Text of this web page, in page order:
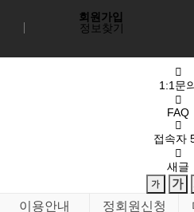
회원가입
정보찾기
1:1문
FAQ
접속자
새글
이용안내 정회원신청